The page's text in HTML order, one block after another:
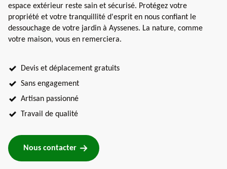
espace extérieur reste sain et sécurisé. Protégez votre
propriété et votre tranquillité d'esprit en nous confiant le
dessouchage de votre jardin à Ayssenes. La nature, comme
votre maison, vous en remerciera.
Devis et déplacement gratuits
Sans engagement
Artisan passionné
Travail de qualité
Nous contacter